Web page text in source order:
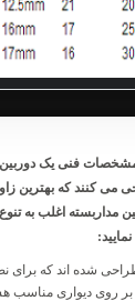
مشخصات فنی یک دوربین
کنند که بهترین
مداربسته اغلب به
شده اند که برای
روی دیواری مناسب